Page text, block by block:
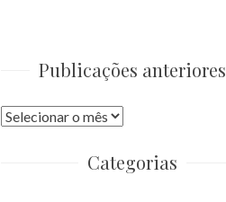
Publicações anteriores
Publicações
Categorias